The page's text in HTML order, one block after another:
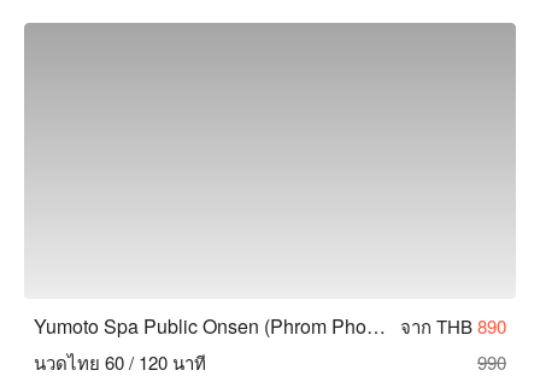
Yumoto Spa Public Onsen (Phrom Phong) จาก THB890
นวดไทย 60 / 120 นาที
990